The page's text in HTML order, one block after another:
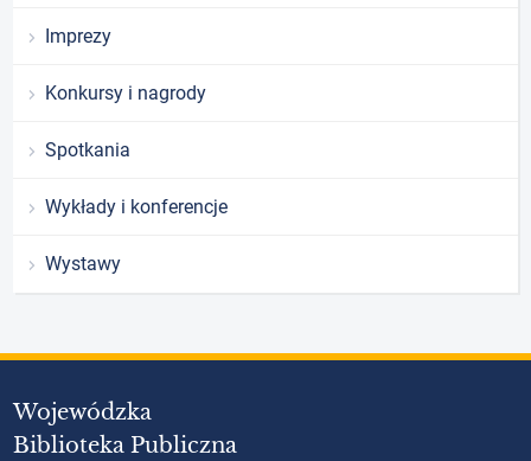
Imprezy
Konkursy i nagrody
Spotkania
Wykłady i konferencje
Wystawy
Wojewódzka
Biblioteka Publiczna